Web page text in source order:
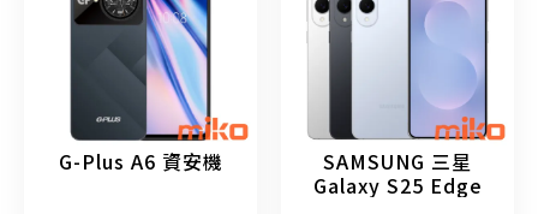
G-Plus A6 資安機
SAMSUNG 三星
Galaxy S25 Edge